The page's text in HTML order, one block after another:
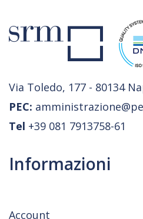
Via Toledo, 177 - 80134
PEC:
Tel +39 081 7913758-61
Informazioni
Account